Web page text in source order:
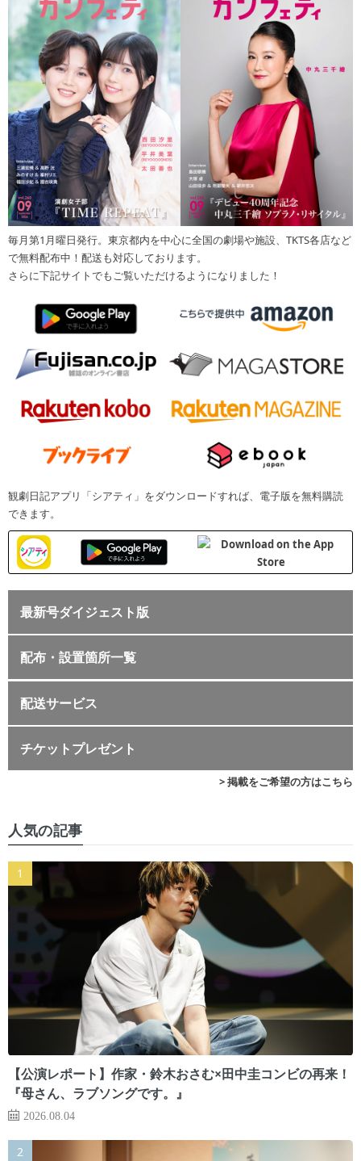
毎月第1月曜日発行。東京都内を中心に全国の劇場や施設、TKTS各店など
で無料配布中！配送も対応しております。
さらに下記サイトでもご覧いただけるようになりました！
観劇日記アプリ「シアティ」をダウンロードすれば、電子版を無料購読
できます。
最新号ダイジェスト版
配布・設置箇所一覧
配送サービス
チケットプレゼント
> 掲載をご希望の方はこちら
人気の記事
【公演レポート】作家・鈴木おさむ×田中圭コンビの再来！
『母さん、ラブソングです。』
2026.08.04